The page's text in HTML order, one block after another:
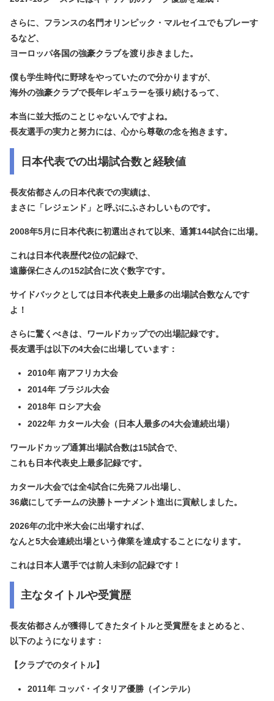
さらに、フランスの名門オリンピック・マルセイユでもプレーす
るなど、
ヨーロッパ各国の強豪クラブを渡り歩きました。
僕も学生時代に野球をやっていたので分かりますが、
海外の強豪クラブで長年レギュラーを張り続けるって、
本当に並大抵のことじゃないんですよね。
長友選手の実力と努力には、心から尊敬の念を抱きます。
日本代表での出場試合数と経験値
長友佑都さんの日本代表での実績は、
まさに「レジェンド」と呼ぶにふさわしいものです。
2008年5月に日本代表に初選出されて以来、 通算144試合に出場。
これは日本代表歴代2位の記録で、
遠藤保仁さんの152試合に次ぐ数字です。
サイドバックとしては日本代表史上最多の出場試合数なんです
よ！
さらに驚くべきは、 ワールドカップでの出場記録です。
長友選手は以下の4大会に出場しています：
2010年 南アフリカ大会
2014年 ブラジル大会
2018年 ロシア大会
2022年 カタール大会（日本人最多の4大会連続出場）
ワールドカップ通算出場試合数は15試合で、
これも 日本代表史上最多記録です。
カタール大会では全4試合に先発フル出場し、
36歳にしてチームの決勝トーナメント進出に貢献しました。
2026年の北中米大会に出場すれば、
なんと5大会連続出場という偉業を達成することになります。
これは日本人選手では前人未到の記録です！
主なタイトルや受賞歴
長友佑都さんが獲得してきたタイトルと受賞歴をまとめると、
以下のようになります：
【クラブでのタイトル】
2011年 コッパ・イタリア優勝（インテル）